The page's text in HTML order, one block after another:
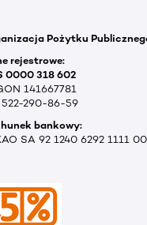
Pożytku
rejestrowe:
0000 318 602
141667781
522-290-86-59
bankowy:
SA 92 1240 6292 1111